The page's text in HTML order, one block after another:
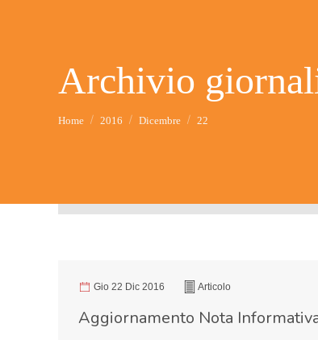
Archivio
Tu sei qui:
Home 2016 Dicembre 22
Gio 22 Dic 2016 Articolo
Aggiornamento Nota